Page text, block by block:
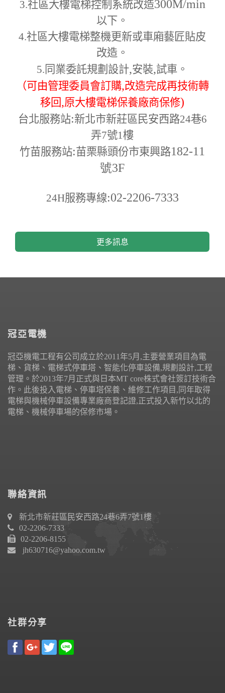
3.社區大樓電梯控制系統改造300M/min
以下。
4.社區大樓電梯整機更新或車廂藝匠貼皮
改造。
5. 同業委託規劃設計,安裝,試車。
（可由管理委員會訂購,改造完成再技術轉
移回,原大樓電梯保養廠商保修)
台北服務站:新北市新莊區民安西路24巷6
弄7號1樓
竹苗服務站:苗栗縣頭份市東興路182-11
號3F
24H服務專線:02-2206-7333
更多訊息
冠亞電機
冠亞機電工程有公司成立於2011年5月,主要營業項目為電
梯、貨梯、電梯式停車塔、智能化停車設備,規劃設計,工程
管理。於2013年7月正式與日本MT core株式會社簽訂技術合
作。此後投入電梯、停車塔保養、維修工作項目,同年取得
電梯與機械停車設備專業廠商登記證,正式投入新竹以北的
電梯、機械停車場的保修市場。
聯絡資訊
新北市新莊區民安西路24巷6弄7號1樓
02-2206-7333
02-2206-8155
jh630716@yahoo.com.tw
社群分享